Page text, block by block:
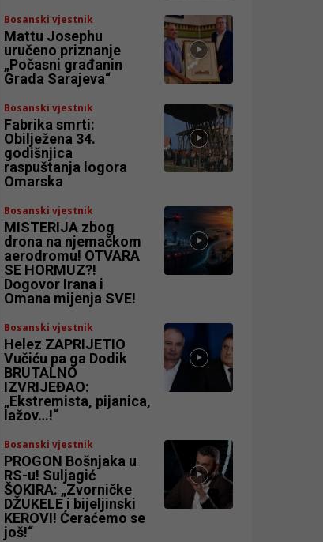
Bosanski vjestnik
Mattu Josephu
uručeno priznanje
„Počasni građanin
Grada Sarajeva“
Bosanski vjestnik
Fabrika smrti:
Obilježena 34.
godišnjica
raspuštanja logora
Omarska
Bosanski vjestnik
MISTERIJA zbog
drona na njemačkom
aerodromu! OTVARA
SE HORMUZ?!
Dogovor Irana i
Omana mijenja SVE!
Bosanski vjestnik
Helez ZAPRIJETIO
Vučiću pa ga Dodik
BRUTALNO
IZVRIJEĐAO:
„Ekstremista, pijanica,
lažov…!“
Bosanski vjestnik
PROGON Bošnjaka u
RS-u! Suljagić
ŠOKIRA: „Zvorničke
DŽUKELE i bijeljinski
KEROVI! Ćeraćemo se
još!“